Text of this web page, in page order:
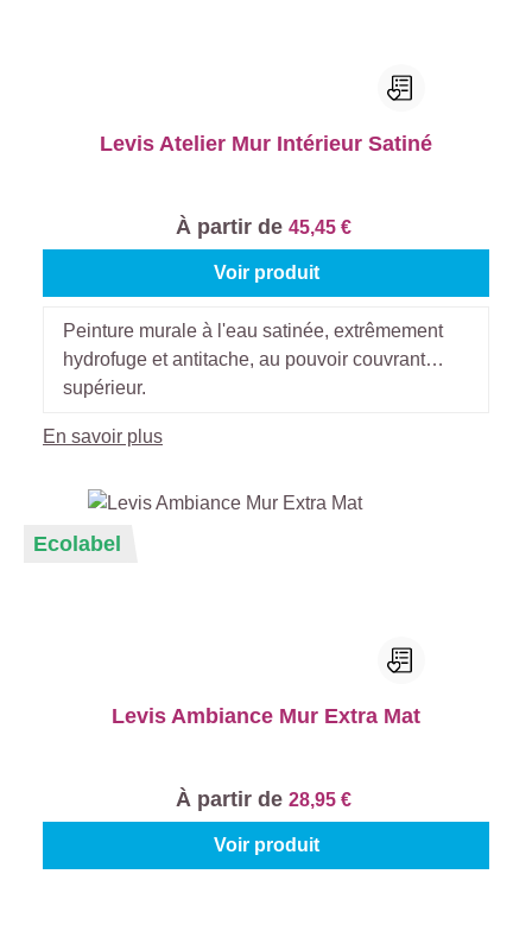
Levis Atelier Mur Intérieur Satiné
À partir de 45,45 €
Voir produit
Peinture murale à l'eau satinée, extrêmement
hydrofuge et antitache, au pouvoir couvrant
supérieur.
En savoir plus
Ecolabel
Levis Ambiance Mur Extra Mat
À partir de 28,95 €
Voir produit